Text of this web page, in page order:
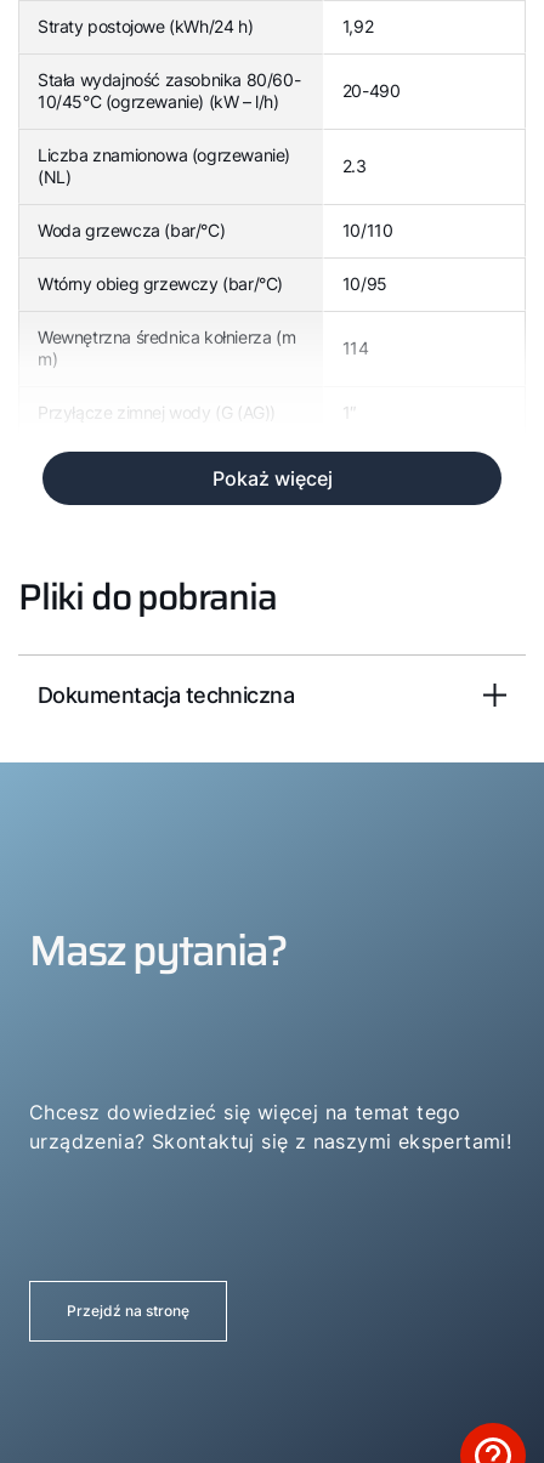
Straty postojowe (kWh/24 h) 1,92
Stała wydajność zasobnika 80/60-
10/45°C (ogrzewanie) (kW – l/h)
20-490
Liczba znamionowa (ogrzewanie)
(NL)
2.3
Woda grzewcza (bar/°C) 10/110
Wtórny obieg grzewczy (bar/°C) 10/95
Wewnętrzna średnica kołnierza (m
m)
114
Przyłącze zimnej wody (G (AG)) 1″
Pokaż więcej
Pliki do pobrania
Dokumentacja techniczna
Masz pytania?
Chcesz dowiedzieć się więcej na temat tego
urządzenia? Skontaktuj się z naszymi ekspertami!
Przejdź na stronę